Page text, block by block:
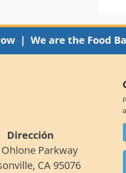
| We are the Food
Dirección
Ohlone Parkway
CA 95076